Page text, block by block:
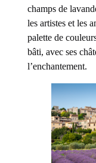
champs de
les artistes et les
palette de
bâti, avec ses
l’enchantement.